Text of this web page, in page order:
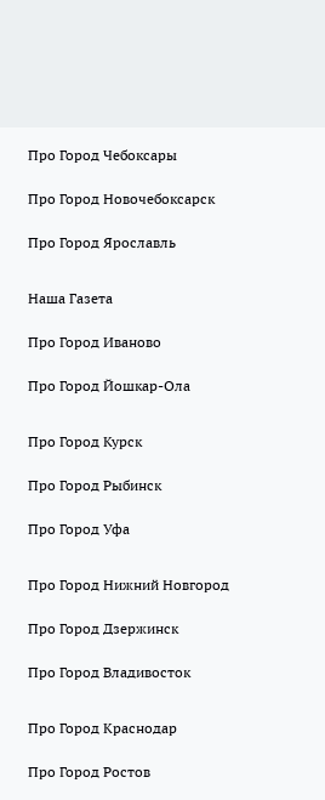
Про Город Чебоксары
Про Город Новочебоксарск
Про Город Ярославль
Наша Газета
Про Город Иваново
Про Город Йошкар-Ола
Про Город Курск
Про Город Рыбинск
Про Город Уфа
Про Город Нижний Новгород
Про Город Дзержинск
Про Город Владивосток
Про Город Краснодар
Про Город Ростов